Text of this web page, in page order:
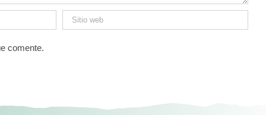
comente.